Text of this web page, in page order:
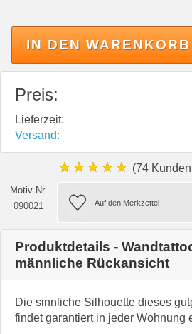
IN DEN WARENKORB
Preis:
Lieferzeit:
Versand:
★★★★★ (74
Motiv Nr.
090021
Produktdetails -
männliche Rückansicht
Die sinnliche Silhouette dieses
findet garantiert in jeder Wohnung